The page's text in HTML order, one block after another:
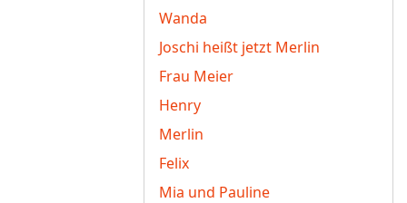
Wanda
Joschi heißt jetzt Merlin
Frau Meier
Henry
Merlin
Felix
Mia und Pauline